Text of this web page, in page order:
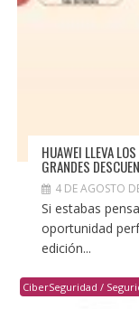
HUAWEI LLEVA
GRANDES
4 DE AGOSTO
Si estabas
oportunidad
edición...
CiberSeguridad /